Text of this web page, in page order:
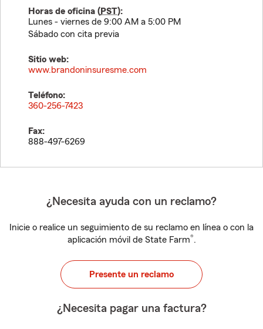
Horas de oficina (PST):
Lunes - viernes de 9:00 AM a 5:00 PM
Sábado con cita previa
Sitio web:
www.brandoninsuresme.com
Teléfono:
360-256-7423
Fax:
888-497-6269
¿Necesita ayuda con un reclamo?
Inicie o realice un seguimiento de su reclamo en línea o con la
aplicación móvil de State Farm®.
Presente un reclamo
¿Necesita pagar una factura?